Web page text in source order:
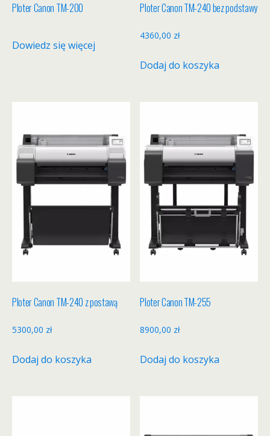
Ploter Canon TM-200
Dowiedz się więcej
Ploter Canon TM-240 bez podstawy
4360,00 zł
Dodaj do koszyka
Ploter Canon TM-240 z postawą
5300,00 zł
Dodaj do koszyka
Ploter Canon TM-255
8900,00 zł
Dodaj do koszyka